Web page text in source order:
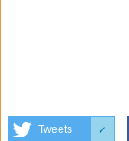
Tweets ✓